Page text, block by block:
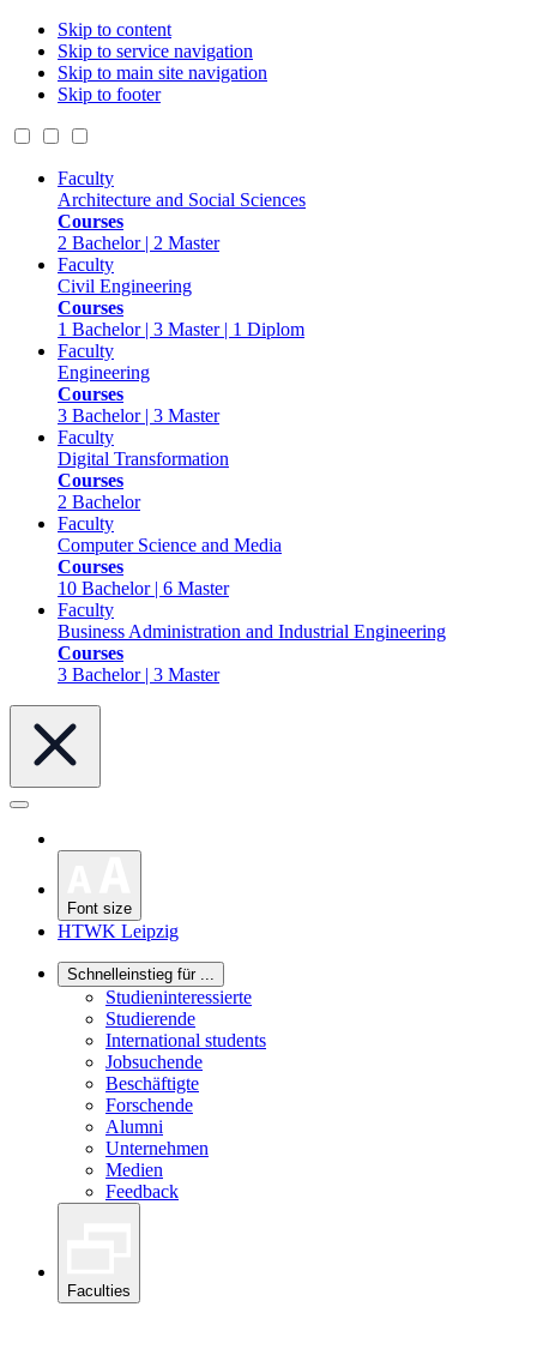
Skip to content
Skip to service navigation
Skip to main site navigation
Skip to footer
Faculty
Architecture and Social Sciences
Courses
2 Bachelor | 2 Master
Faculty
Civil Engineering
Courses
1 Bachelor | 3 Master | 1 Diplom
Faculty
Engineering
Courses
3 Bachelor | 3 Master
Faculty
Digital Transformation
Courses
2 Bachelor
Faculty
Computer Science and Media
Courses
10 Bachelor | 6 Master
Faculty
Business Administration and Industrial Engineering
Courses
3 Bachelor | 3 Master
Font size
HTWK Leipzig
Schnelleinstieg für ...
Studieninteressierte
Studierende
International students
Jobsuchende
Beschäftigte
Forschende
Alumni
Unternehmen
Medien
Feedback
Faculties